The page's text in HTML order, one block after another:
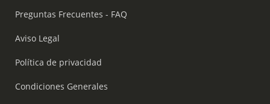
Preguntas Frecuentes - FAQ
Aviso Legal
Política de privacidad
Condiciones Generales